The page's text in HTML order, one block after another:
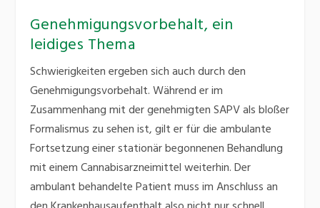
Genehmigungsvorbehalt, ein
leidiges Thema
Schwierigkeiten ergeben sich auch durch den
Genehmigungsvorbehalt. Während er im
Zusammenhang mit der genehmigten SAPV als bloßer
Formalismus zu sehen ist, gilt er für die ambulante
Fortsetzung einer stationär begonnenen Behandlung
mit einem Cannabisarzneimittel weiterhin. Der
ambulant behandelte Patient muss im Anschluss an